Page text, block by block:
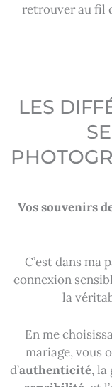
retrouver au fil
LES
Vos souvenirs
C’est dans ma
connexion
la
En me
mariage, vous
d’authenticité, la